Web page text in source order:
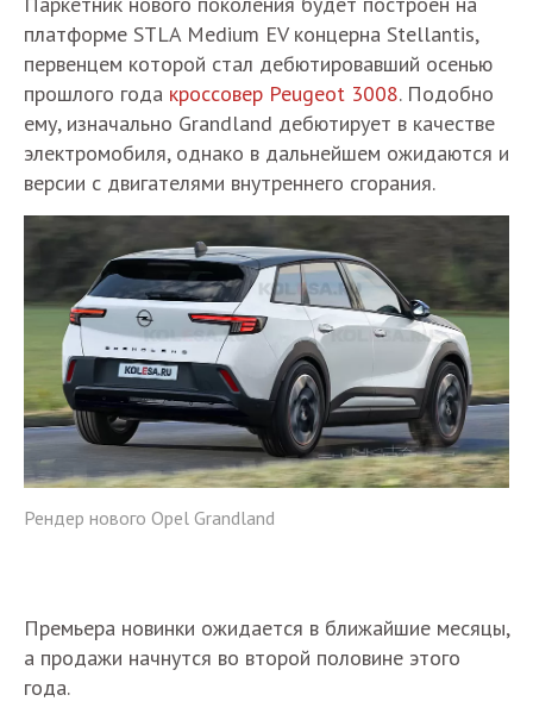
платформе STLA Medium EV концерна Stellantis,
первенцем которой стал дебютировавший осенью
прошлого года кроссовер Peugeot 3008. Подобно
ему, изначально Grandland дебютирует в качестве
электромобиля, однако в дальнейшем ожидаются и
версии с двигателями внутреннего сгорания.
Рендер нового Opel Grandland
Премьера новинки ожидается в ближайшие месяцы,
а продажи начнутся во второй половине этого
года.